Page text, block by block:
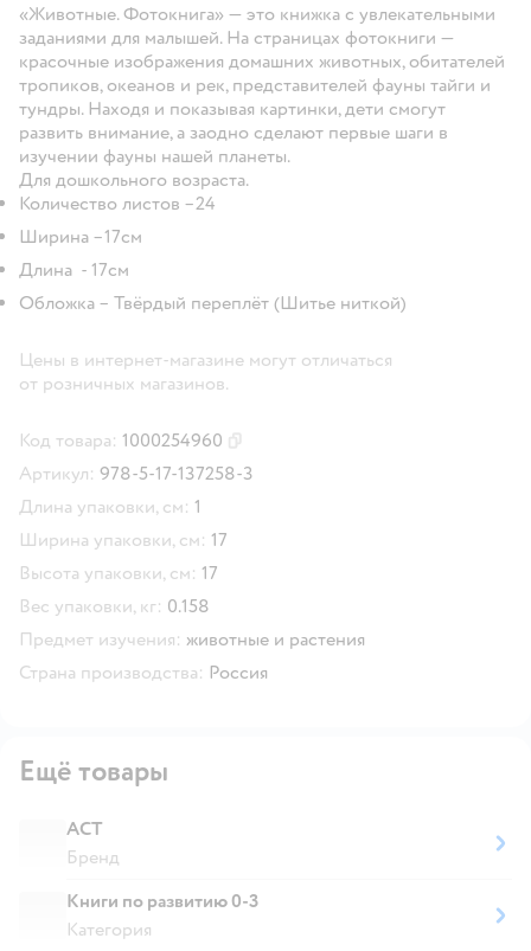
«Животные. Фотокнига» — это книжка с увлекательными
заданиями для малышей. На страницах фотокниги —
красочные изображения домашних животных, обитателей
тропиков, океанов и рек, представителей фауны тайги и
тундры. Находя и показывая картинки, дети смогут
развить внимание, а заодно сделают первые шаги в
изучении фауны нашей планеты.
Для дошкольного возраста.
Количество листов –24
Ширина –17см
Длина - 17см
Обложка – Твёрдый переплёт (Шитье ниткой)
Цены в интернет-магазине могут отличаться
от розничных магазинов.
Код товара: 1000254960
Артикул: 978-5-17-137258-3
Длина упаковки, см: 1
Ширина упаковки, см: 17
Высота упаковки, см: 17
Вес упаковки, кг: 0.158
Предмет изучения: животные и растения
Страна производства: Россия
Ещё товары
АСТ
Бренд
Книги по развитию 0-3
Категория